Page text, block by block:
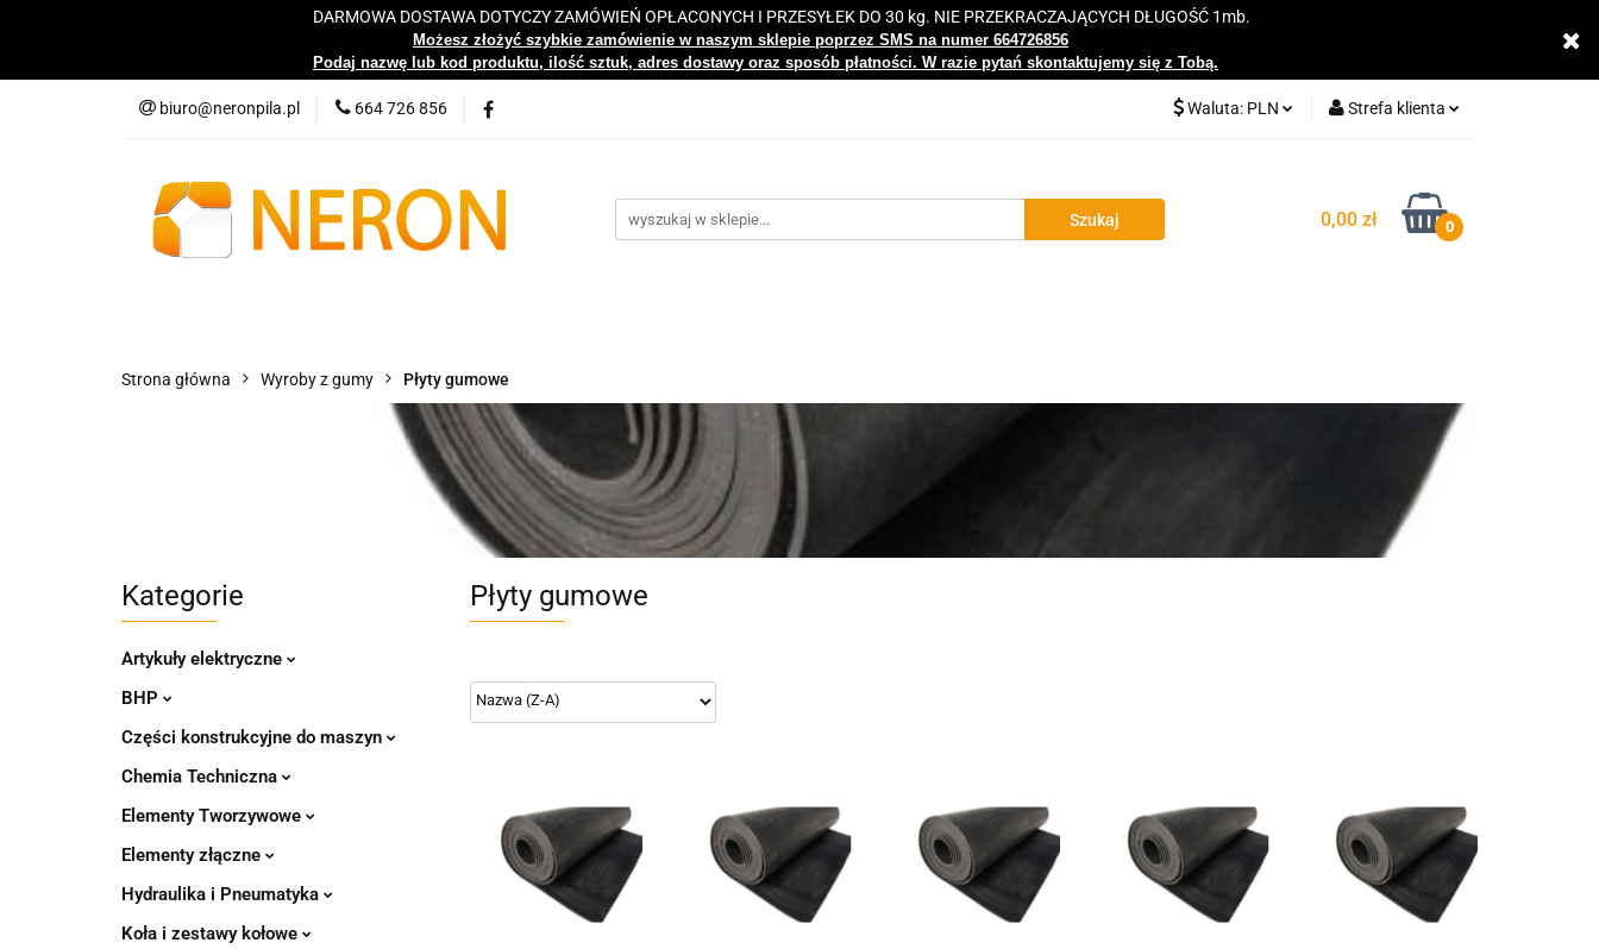
DARMOWA DOSTAWA DOTYCZY ZAMÓWIEŃ OPŁACONYCH I PRZESYŁEK DO 30 kg. NIE PRZEKRACZAJĄCYCH DŁUGOŚĆ 1mb.
Możesz złożyć szybkie zamówienie w naszym sklepie poprzez SMS na numer 664726856
Podaj nazwę lub kod produktu, ilość sztuk, adres dostawy oraz sposób płatności. W razie pytań skontaktujemy się z Tobą.
biuro@neronpila.pl 664 726 856 Waluta: PLN Strefa klienta
Zarejestruj się
Dodaj zgłoszenie
0,00 zł 0
Katalogi Nowości Bestsellery Kontakt Centrum Wiedzy
Strona główna Wyroby z gumy Płyty gumowe
Kategorie
Artykuły elektryczne
BHP
Części konstrukcyjne do maszyn
Chemia Techniczna
Elementy Tworzywowe
Elementy złączne
Hydraulika i Pneumatyka
Koła i zestawy kołowe
Płyty gumowe